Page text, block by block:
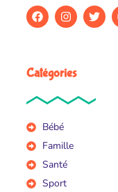
Catégories
Bébé
Famille
Santé
Sport